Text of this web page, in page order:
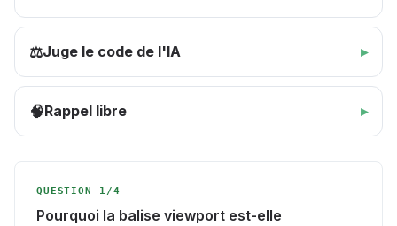
⚖️Juge le code de l'IA
🧠Rappel libre
QUESTION 1/4
Pourquoi la balise viewport est-elle